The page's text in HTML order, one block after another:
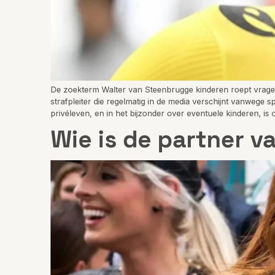
De zoekterm Walter van Steenbrugge kinderen roept
strafpleiter die regelmatig in de media verschijnt vanwege
privéleven, en in het bijzonder over eventuele kinderen,
Wie is de partner